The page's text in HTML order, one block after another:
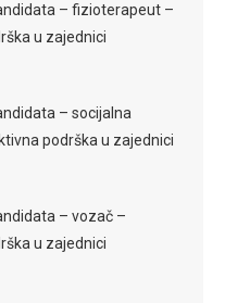
– fizioterapeut –
u zajednici
– socijalna
podrška u zajednici
– vozač –
u zajednici